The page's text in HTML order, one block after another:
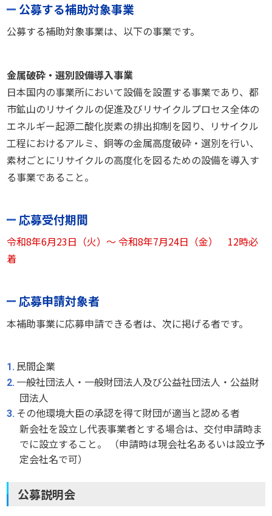
公募する補助対象事業
公募する補助対象事業は、以下の事業です。
金属破砕・選別設備導入事業
日本国内の事業所において設備を設置する事業であり、都
市鉱山のリサイクルの促進及びリサイクルプロセス全体の
エネルギー起源二酸化炭素の排出抑制を図り、リサイクル
工程におけるアルミ、銅等の金属高度破砕・選別を行い、
素材ごとにリサイクルの高度化を図るための設備を導入す
る事業であること。
応募受付期間
令和8年6月23日（火）～ 令和8年7月24日（金） 12時必
着
応募申請対象者
本補助事業に応募申請できる者は、次に掲げる者です。
民間企業
一般社団法人・一般財団法人及び公益社団法人・公益財
団法人
その他環境大臣の承認を得て財団が適当と認める者
新会社を設立し代表事業者とする場合は、交付申請時ま
でに設立すること。 （申請時は現会社名あるいは設立予
定会社名で可）
公募説明会